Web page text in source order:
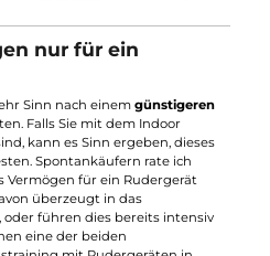
nur für ein
mehr Sinn nach einem günstigeren